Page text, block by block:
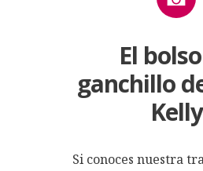
El
ganchillo
Kelly
Si conoces nuestra